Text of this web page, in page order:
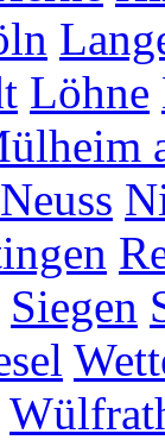
Löhne
Neuss
Siegen